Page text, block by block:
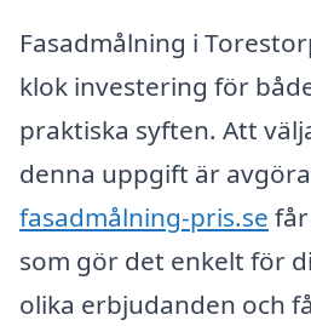
Fasadmålning i
klok investering för
praktiska syften. Att
denna uppgift är
fasadmålning-pris.se
som gör det enkelt för
olika erbjudanden och